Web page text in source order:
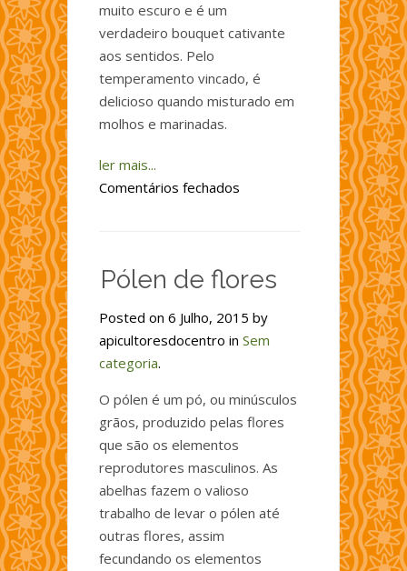
muito escuro e é um
verdadeiro bouquet cativante
aos sentidos. Pelo
temperamento vincado, é
delicioso quando misturado em
molhos e marinadas.
ler mais...
Comentários fechados
Pólen de flores
Posted on 6 Julho, 2015 by
apicultoresdocentro in Sem
categoria.
O pólen é um pó, ou minúsculos
grãos, produzido pelas flores
que são os elementos
reprodutores masculinos. As
abelhas fazem o valioso
trabalho de levar o pólen até
outras flores, assim
fecundando os elementos